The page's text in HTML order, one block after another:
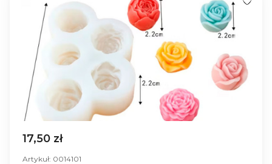
17,50 zł
Artykuł: 0014101